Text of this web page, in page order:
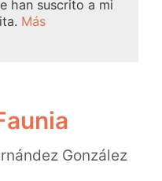
han suscrito a mi
Más
González